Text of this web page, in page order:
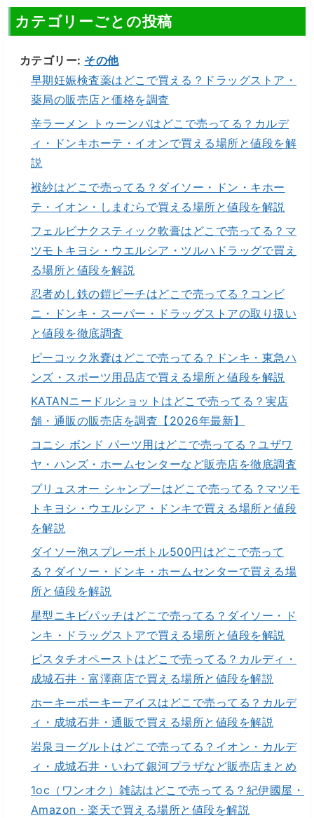
カテゴリーごとの投稿
カテゴリー: その他
早期妊娠検査薬はどこで買える？ドラッグストア・
薬局の販売店と価格を調査
辛ラーメン トゥーンバはどこで売ってる？カルデ
ィ・ドンキホーテ・イオンで買える場所と値段を解
説
袱紗はどこで売ってる？ダイソー・ドン・キホー
テ・イオン・しまむらで買える場所と値段を解説
フェルビナクスティック軟膏はどこで売ってる？マ
ツモトキヨシ・ウエルシア・ツルハドラッグで買え
る場所と値段を解説
忍者めし鉄の鎧ピーチはどこで売ってる？コンビ
ニ・ドンキ・スーパー・ドラッグストアの取り扱い
と値段を徹底調査
ピーコック氷嚢はどこで売ってる？ドンキ・東急ハ
ンズ・スポーツ用品店で買える場所と値段を解説
KATANニードルショットはどこで売ってる？実店
舗・通販の販売店を調査【2026年最新】
コニシ ボンド パーツ用はどこで売ってる？ユザワ
ヤ・ハンズ・ホームセンターなど販売店を徹底調査
プリュスオー シャンプーはどこで売ってる？マツモ
トキヨシ・ウエルシア・ドンキで買える場所と値段
を解説
ダイソー泡スプレーボトル500円はどこで売って
る？ダイソー・ドンキ・ホームセンターで買える場
所と値段を解説
星型ニキビパッチはどこで売ってる？ダイソー・ド
ンキ・ドラッグストアで買える場所と値段を解説
ピスタチオペーストはどこで売ってる？カルディ・
成城石井・富澤商店で買える場所と値段を解説
ホーキーポーキーアイスはどこで売ってる？カルデ
ィ・成城石井・通販で買える場所と値段を解説
岩泉ヨーグルトはどこで売ってる？イオン・カルデ
ィ・成城石井・いわて銀河プラザなど販売店まとめ
1oc（ワンオク）雑誌はどこで売ってる？紀伊國屋・
Amazon・楽天で買える場所と値段を解説